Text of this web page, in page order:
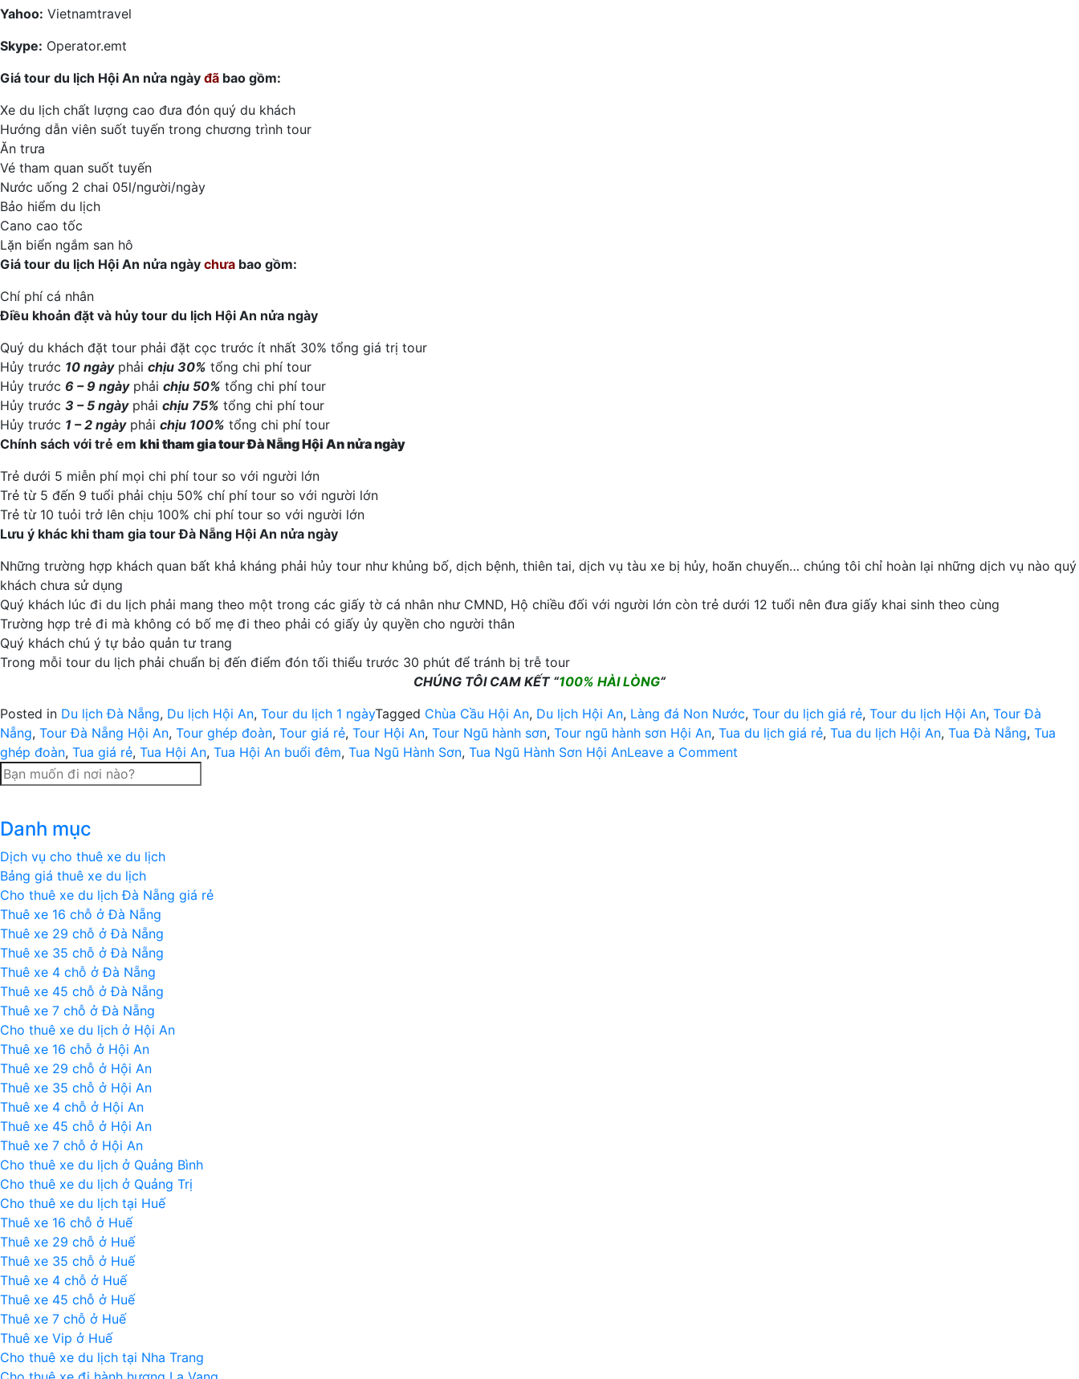
Yahoo: Vietnamtravel
Skype: Operator.emt
Giá tour du lịch Hội An nửa ngày đã bao gồm:
Xe du lịch chất lượng cao đưa đón quý du khách
Hướng dẫn viên suốt tuyến trong chương trình tour
Ăn trưa
Vé tham quan suốt tuyến
Nước uống 2 chai 05l/người/ngày
Bảo hiểm du lịch
Cano cao tốc
Lặn biển ngắm san hô
Giá tour du lịch Hội An nửa ngày chưa bao gồm:
Chí phí cá nhân
Điều khoản đặt và hủy tour du lịch Hội An nửa ngày
Quý du khách đặt tour phải đặt cọc trước ít nhất 30% tổng giá trị tour
Hủy trước 10 ngàyphải chịu 30% tổng chi phí tour
Hủy trước 6 – 9 ngàyphải chịu 50% tổng chi phí tour
Hủy trước 3 – 5 ngàyphải chịu 75% tổng chi phí tour
Hủy trước 1 – 2 ngàyphải chịu 100% tổng chi phí tour
Chính sách với trẻ em khi tham gia tourĐà Nẵng Hội Annửa ngày
Trẻ dưới 5 miễn phí mọi chi phí tour so với người lớn
Trẻ từ 5 đến 9 tuổi phải chịu 50% chí phí tour so với người lớn
Trẻ từ 10 tuỏi trở lên chịu 100% chi phí tour so với người lớn
Lưu ý khác khi tham gia tour Đà Nẵng Hội An nửa ngày
Những trường hợp khách quan bất khả kháng phải hủy tour như khủng bố, dịch bệnh, thiên tai, dịch vụ tàu xe bị hủy, hoãn chuyến… chúng tôi chỉ hoàn lại những dịch vụ nào quý
khách chưa sử dụng
Quý khách lúc đi du lịch phải mang theo một trong các giấy tờ cá nhân như CMND, Hộ chiều đối với người lớn còn trẻ dưới 12 tuổi nên đưa giấy khai sinh theo cùng
Trường hợp trẻ đi mà không có bố mẹ đi theo phải có giấy ủy quyền cho người thân
Quý khách chú ý tự bảo quản tư trang
Trong mỗi tour du lịch phải chuẩn bị đến điểm đón tối thiểu trước 30 phút để tránh bị trễ tour
CHÚNG TÔI CAM KẾT “100% HÀI LÒNG“
Posted in Du lịch Đà Nẵng, Du lịch Hội An, Tour du lịch 1 ngàyTagged Chùa Cầu Hội An, Du lịch Hội An, Làng đá Non Nước, Tour du lịch giá rẻ, Tour du lịch Hội An, Tour Đà
Nẵng, Tour Đà Nẵng Hội An, Tour ghép đoàn, Tour giá rẻ, Tour Hội An, Tour Ngũ hành sơn, Tour ngũ hành sơn Hội An, Tua du lịch giá rẻ, Tua du lịch Hội An, Tua Đà Nẵng, Tua
ghép đoàn, Tua giá rẻ, Tua Hội An, Tua Hội An buổi đêm, Tua Ngũ Hành Sơn, Tua Ngũ Hành Sơn Hội AnLeave a Comment
Danh mục
Dịch vụ cho thuê xe du lịch
Bảng giá thuê xe du lịch
Cho thuê xe du lịch Đà Nẵng giá rẻ
Thuê xe 16 chỗ ở Đà Nẵng
Thuê xe 29 chỗ ở Đà Nẵng
Thuê xe 35 chỗ ở Đà Nẵng
Thuê xe 4 chỗ ở Đà Nẵng
Thuê xe 45 chỗ ở Đà Nẵng
Thuê xe 7 chỗ ở Đà Nẵng
Cho thuê xe du lịch ở Hội An
Thuê xe 16 chỗ ở Hội An
Thuê xe 29 chỗ ở Hội An
Thuê xe 35 chỗ ở Hội An
Thuê xe 4 chỗ ở Hội An
Thuê xe 45 chỗ ở Hội An
Thuê xe 7 chỗ ở Hội An
Cho thuê xe du lịch ở Quảng Bình
Cho thuê xe du lịch ở Quảng Trị
Cho thuê xe du lịch tại Huế
Thuê xe 16 chỗ ở Huế
Thuê xe 29 chỗ ở Huế
Thuê xe 35 chỗ ở Huế
Thuê xe 4 chỗ ở Huế
Thuê xe 45 chỗ ở Huế
Thuê xe 7 chỗ ở Huế
Thuê xe Vip ở Huế
Cho thuê xe du lịch tại Nha Trang